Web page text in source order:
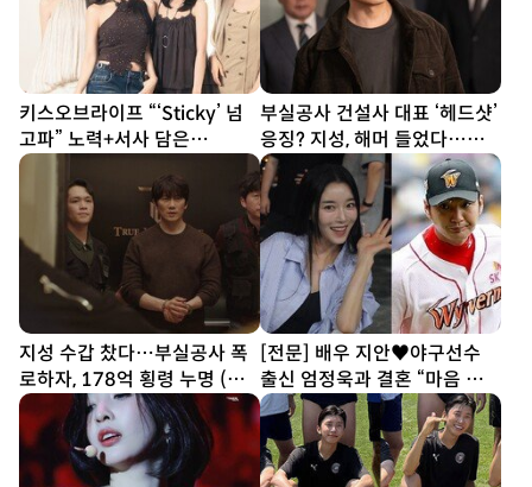
키스오브라이프 “‘Sticky’ 넘
고파” 노력+서사 담은
‘SWEAT’ [DA인터뷰①]
부실공사 건설사 대표 ‘헤드샷’
응징? 지성, 해머 들었다…대
리 통쾌 (아파트)
지성 수갑 찼다…부실공사 폭
로하자, 178억 횡령 누명 (아
파트)
[전문] 배우 지안♥야구선수
출신 엄정욱과 결혼 “마음 참
따뜻한 사람”